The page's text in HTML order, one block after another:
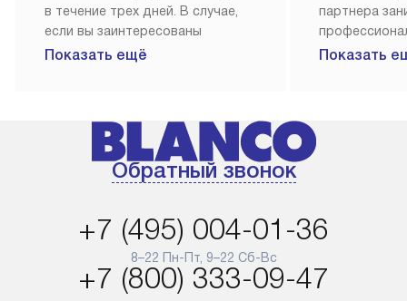
в течение трех дней. В случае,
если вы заинтересованы
в товаре, который доступен
менеджером на сайте. Товары
с особым лейблом
доставляются бесплатно
аксессуаров не предусмотрена.
Для доставки в другие регионы
мы используем услуги
Показать ещё
партнера
Наш сервис
возможные
Готовые
Показать
Обратный звонок
+7 (495) 004-01-36
8–22 Пн-Пт, 9–22 Сб-Вс
+7 (800) 333-09-47